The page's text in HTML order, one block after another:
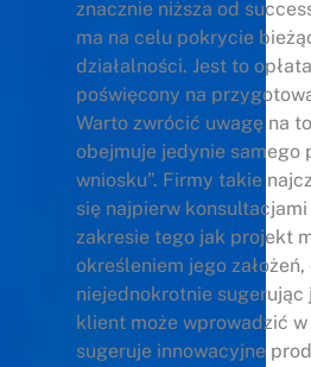
znacznie niższa od
ma na celu pokrycie
działalności. Jest to
poświęcony na
Warto zwrócić uwagę na
obejmuje jedynie samego
wniosku”. Firmy takie
się najpierw
zakresie tego jak projekt
określeniem jego założeń,
niejednokrotnie sugerując
klient może wprowadzić
sugeruje innowacyjne